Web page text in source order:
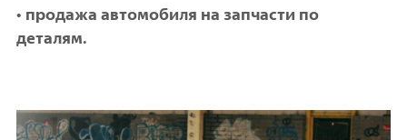
• продажа автомобиля на запчасти по
деталям.